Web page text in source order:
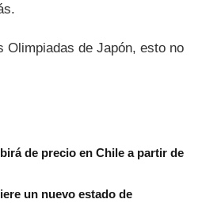
Olimpiadas de Japón, esto no
de precio en Chile a partir de
un nuevo estado de